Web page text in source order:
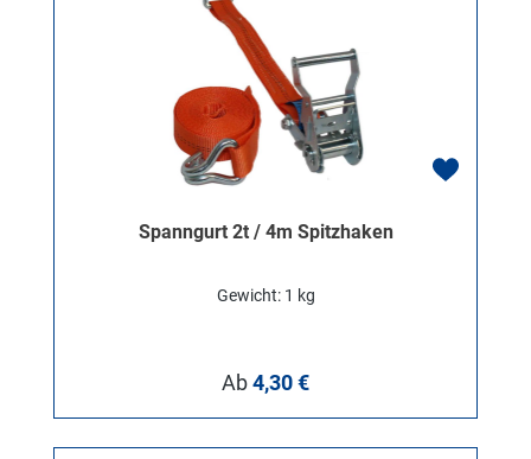
Spanngurt 2t / 4m Spitzhaken
Gewicht: 1 kg
Regulärer Preis:
Ab4,30 €